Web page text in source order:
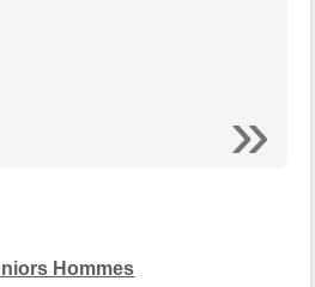
Hommes